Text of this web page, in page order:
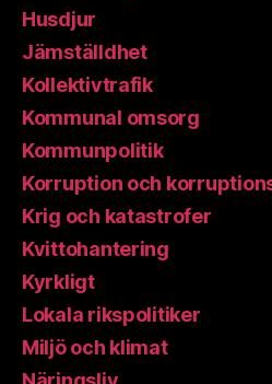
Husdjur
Jämställdhet
Kollektivtrafik
Kommunal omsorg
Kommunpolitik
Korruption och
Krig och katastrofer
Kvittohantering
Kyrkligt
Lokala rikspolitiker
Miljö och klimat